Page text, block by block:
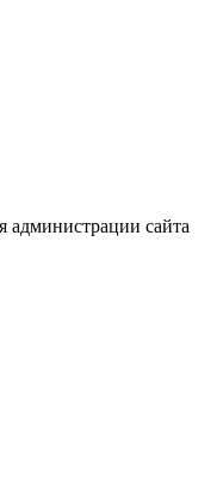
администрации сайта